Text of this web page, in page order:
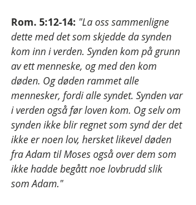
Rom. 5:12-14: "La oss sammenligne
dette med det som skjedde da synden
kom inn i verden. Synden kom på grunn
av ett menneske, og med den kom
døden. Og døden rammet alle
mennesker, fordi alle syndet. Synden var
i verden også før loven kom. Og selv om
synden ikke blir regnet som synd der det
ikke er noen lov, hersket likevel døden
fra Adam til Moses også over dem som
ikke hadde begått noe lovbrudd slik
som Adam."